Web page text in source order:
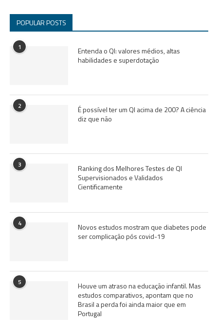
POPULAR POSTS
1
Entenda o QI: valores médios, altas
habilidades e superdotação
2
É possível ter um QI acima de 200? A ciência
diz que não
3
Ranking dos Melhores Testes de QI
Supervisionados e Validados
Cientificamente
4
Novos estudos mostram que diabetes pode
ser complicação pós covid-19
5
Houve um atraso na educação infantil. Mas
estudos comparativos, apontam que no
Brasil a perda foi ainda maior que em
Portugal